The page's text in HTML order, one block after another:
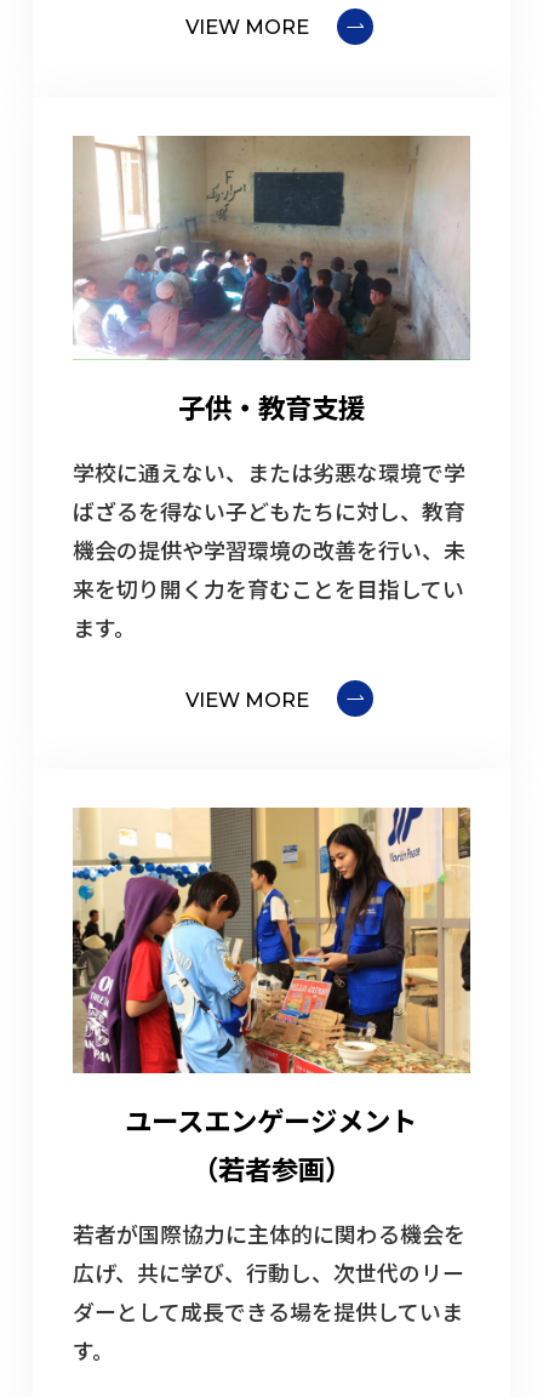
VIEW MORE
子供・教育支援
学校に通えない、または劣悪な環境で学
ばざるを得ない子どもたちに対し、教育
機会の提供や学習環境の改善を行い、未
来を切り開く力を育むことを目指してい
ます。
VIEW MORE
ユースエンゲージメント
（若者参画）
若者が国際協力に主体的に関わる機会を
広げ、共に学び、行動し、次世代のリー
ダーとして成長できる場を提供していま
す。